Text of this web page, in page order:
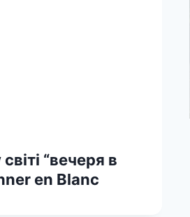
“вечеря в
en Blanc